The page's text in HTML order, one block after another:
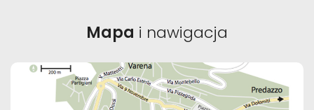
Mapa i nawigacja